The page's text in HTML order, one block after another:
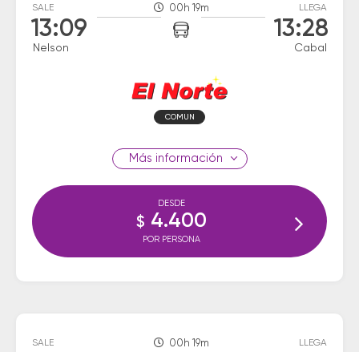
SALE
13:09
Nelson
00h 19m LLEGA
13:28
Cabal
COMUN
información
DESDE
$ 4.400
POR PERSONA
SALE 00h 19m LLEGA